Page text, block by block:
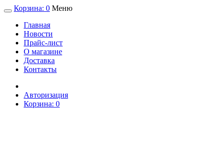
Корзина: 0 Меню
Главная
Новости
Прайс-лист
О магазине
Доставка
Контакты
Авторизация
Корзина: 0